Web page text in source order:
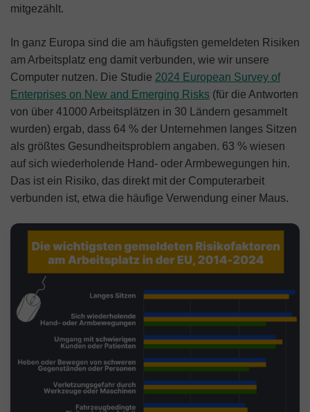
mitgezählt.
In ganz Europa sind die am häufigsten gemeldeten Risiken
am Arbeitsplatz eng damit verbunden, wie wir unsere
Computer nutzen. Die Studie 2024 European Survey of
Enterprises on New and Emerging Risks (für die Antworten
von über 41000 Arbeitsplätzen in 30 Ländern gesammelt
wurden) ergab, dass 64 % der Unternehmen langes Sitzen
als größtes Gesundheitsproblem angaben. 63 % wiesen
auf sich wiederholende Hand- oder Armbewegungen hin.
Das ist ein Risiko, das direkt mit der Computerarbeit
verbunden ist, etwa die häufige Verwendung einer Maus.